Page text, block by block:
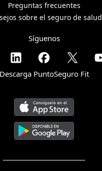
Preguntas frecuentes
sobre el seguro de salud
Síguenos
Descarga PuntoSeguro Fit